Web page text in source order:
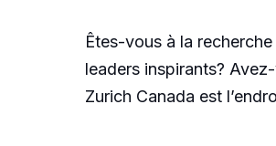
Êtes-vous à la
leaders inspirants?
Zurich Canada est